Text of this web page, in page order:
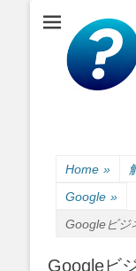
小さな会社・
Home »
Google »
Googleビジ
Googleビ